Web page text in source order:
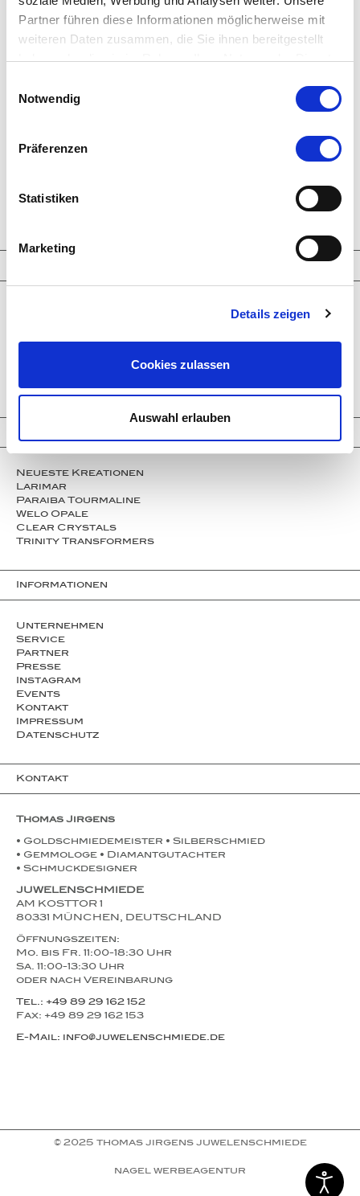
Partner führen diese Informationen möglicherweise mit
weiteren Daten zusammen, die Sie ihnen bereitgestellt
haben oder die sie im Rahmen Ihrer Nutzung der Dienste
Notwendig
Präferenzen
Statistiken
Marketing
Details zeigen
Cookies zulassen
Auswahl erlauben
Halsketten
Man­schet­ten­­knöpfe
Ver­lo­bungs­­ringe
Neueste Kreationen
Larimar
Paraiba Tourmaline
Welo Opale
Clear Crystals
Trinity Transformers
Informationen
Unternehmen
Service
Partner
Presse
Instagram
Events
Kontakt
Impressum
Datenschutz
Kontakt
Thomas Jirgens
• Goldschmiedemeister • Silberschmied
• Gemmologe • Diamantgutachter
• Schmuckdesigner
JUWELENSCHMIEDE
AM KOSTTOR 1
80331 MÜNCHEN, DEUTSCHLAND
Öffnungszeiten:
Mo. bis Fr. 11:00-18:30 Uhr
Sa. 11:00-13:30 Uhr
oder nach Vereinbarung
Tel.: +49 89 29 162 152
Fax: +49 89 29 162 153
E-Mail: info@juwelenschmiede.de
© 2025 thomas jirgens juwelenschmiede
nagel werbeagentur